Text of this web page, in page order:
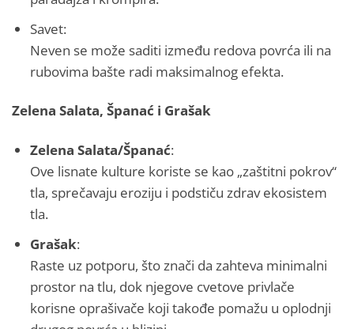
Savet:
Neven se može saditi između redova povrća ili na
rubovima bašte radi maksimalnog efekta​.
Zelena Salata, Španać i Grašak
Zelena Salata/Španać:
Ove lisnate kulture koriste se kao „zaštitni pokrov“
tla, sprečavaju eroziju i podstiču zdrav ekosistem
tla.
Grašak:
Raste uz potporu, što znači da zahteva minimalni
prostor na tlu, dok njegove cvetove privlače
korisne oprašivače koji takođe pomažu u oplodnji